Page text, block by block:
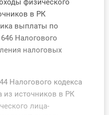
физического
в РК
выплаты по
Налогового
налоговых
Налогового кодекса
из источников в РК
лица-